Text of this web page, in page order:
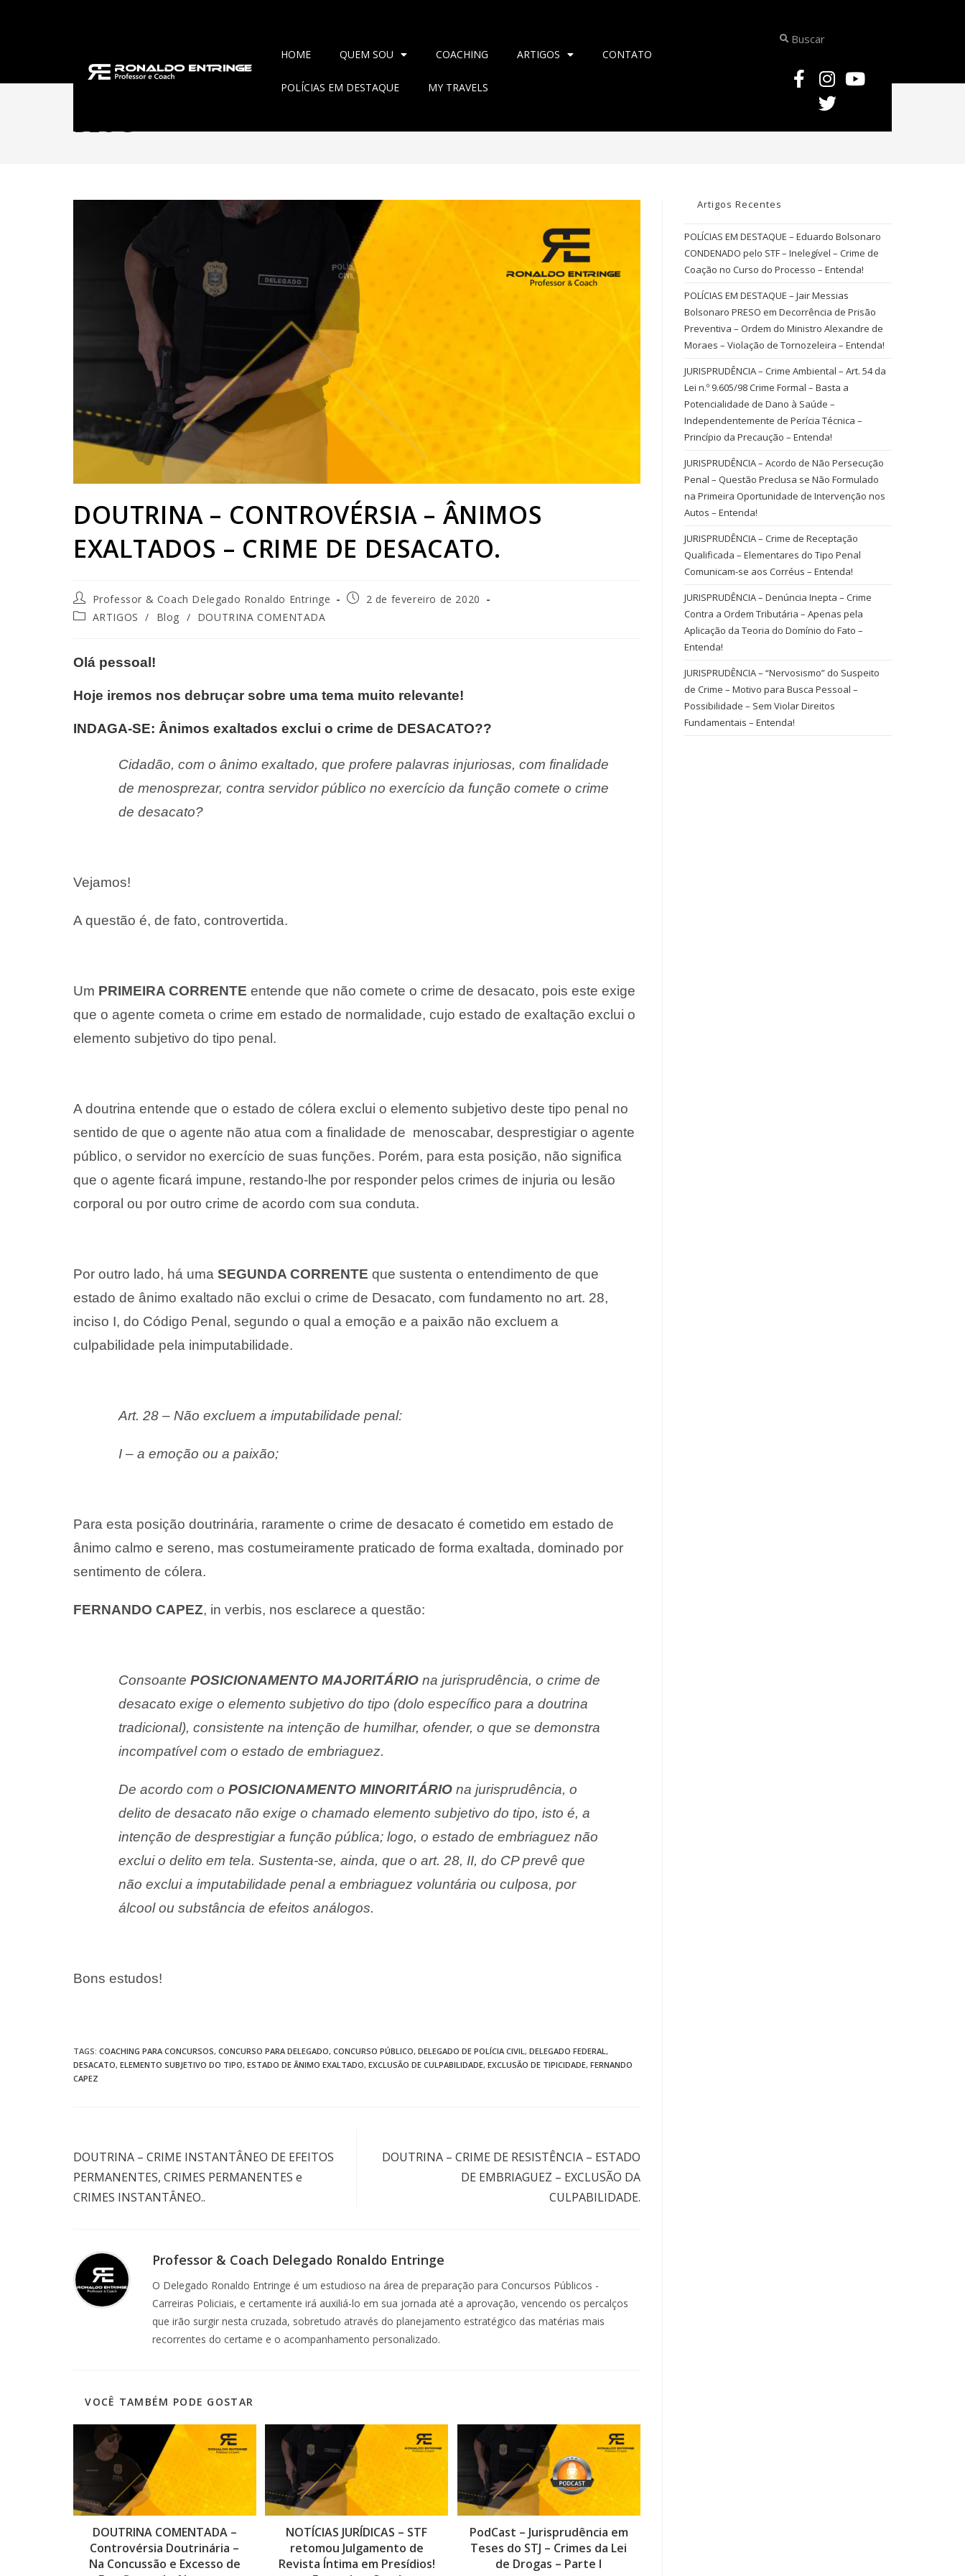
HOME QUEM SOU COACHING ARTIGOS CONTATO
POLÍCIAS EM DESTAQUE MY TRAVELS
BLOG
DOUTRINA – CONTROVÉRSIA – ÂNIMOS
EXALTADOS – CRIME DE DESACATO.
Professor & Coach Delegado Ronaldo Entringe
2 de fevereiro de 2020
ARTIGOS
/ Blog / DOUTRINA COMENTADA
Olá pessoal!
Hoje iremos nos debruçar sobre uma tema muito relevante!
INDAGA-SE: Ânimos exaltados exclui o crime de DESACATO??
Cidadão, com o ânimo exaltado, que profere palavras injuriosas, com finalidade
de menosprezar, contra servidor público no exercício da função comete o crime
de desacato?
Vejamos!
A questão é, de fato, controvertida.
Um PRIMEIRA CORRENTE entende que não comete o crime de desacato, pois este exige
que o agente cometa o crime em estado de normalidade, cujo estado de exaltação exclui o
elemento subjetivo do tipo penal.
A doutrina entende que o estado de cólera exclui o elemento subjetivo deste tipo penal no
sentido de que o agente não atua com a finalidade de menoscabar, desprestigiar o agente
público, o servidor no exercício de suas funções. Porém, para esta posição, não significa
que o agente ficará impune, restando-lhe por responder pelos crimes de injuria ou lesão
corporal ou por outro crime de acordo com sua conduta.
Por outro lado, há uma SEGUNDA CORRENTE que sustenta o entendimento de que
estado de ânimo exaltado não exclui o crime de Desacato, com fundamento no art. 28,
inciso I, do Código Penal, segundo o qual a emoção e a paixão não excluem a
culpabilidade pela inimputabilidade.
Art. 28 – Não excluem a imputabilidade penal:
I – a emoção ou a paixão;
Para esta posição doutrinária, raramente o crime de desacato é cometido em estado de
ânimo calmo e sereno, mas costumeiramente praticado de forma exaltada, dominado por
sentimento de cólera.
FERNANDO CAPEZ, in verbis, nos esclarece a questão:
Consoante POSICIONAMENTO MAJORITÁRIO na jurisprudência, o crime de
desacato exige o elemento subjetivo do tipo (dolo específico para a doutrina
tradicional), consistente na intenção de humilhar, ofender, o que se demonstra
incompatível com o estado de embriaguez.
De acordo com o POSICIONAMENTO MINORITÁRIO na jurisprudência, o
delito de desacato não exige o chamado elemento subjetivo do tipo, isto é, a
intenção de desprestigiar a função pública; logo, o estado de embriaguez não
exclui o delito em tela. Sustenta-se, ainda, que o art. 28, II, do CP prevê que
não exclui a imputabilidade penal a embriaguez voluntária ou culposa, por
álcool ou substância de efeitos análogos.
Bons estudos!
TAGS: COACHING PARA CONCURSOS, CONCURSO PARA DELEGADO, CONCURSO PÚBLICO, DELEGADO DE POLÍCIA CIVIL , DELEGADO FEDERAL ,
DESACATO, ELEMENTO SUBJETIVO DO TIPO, ESTADO DE ÂNIMO EXALTADO, EXCLUSÃO DE CULPABILIDADE, EXCLUSÃO DE TIPICIDADE, FERNANDO
CAPEZ
DOUTRINA – CRIME INSTANTÂNEO DE EFEITOS
PERMANENTES, CRIMES PERMANENTES e
CRIMES INSTANTÂNEO..
DOUTRINA – CRIME DE RESISTÊNCIA – ESTADO
DE EMBRIAGUEZ – EXCLUSÃO DA
CULPABILIDADE.
Professor & Coach Delegado Ronaldo Entringe
O Delegado Ronaldo Entringe é um estudioso na área de preparação para Concursos Públicos -
Carreiras Policiais, e certamente irá auxiliá-lo em sua jornada até a aprovação, vencendo os percalços
que irão surgir nesta cruzada, sobretudo através do planejamento estratégico das matérias mais
recorrentes do certame e o acompanhamento personalizado.
VOCÊ TAMBÉM PODE GOSTAR
DOUTRINA COMENTADA –
Controvérsia Doutrinária –
Na Concussão e Excesso de
NOTÍCIAS JURÍDICAS – STF
retomou Julgamento de
Revista Íntima em Presídios!
PodCast – Jurisprudência em
Teses do STJ – Crimes da Lei
de Drogas – Parte I
Artigos Recentes
POLÍCIAS EM DESTAQUE – Eduardo Bolsonaro
CONDENADO pelo STF – Inelegível – Crime de
Coação no Curso do Processo – Entenda!
POLÍCIAS EM DESTAQUE – Jair Messias
Bolsonaro PRESO em Decorrência de Prisão
Preventiva – Ordem do Ministro Alexandre de
Moraes – Violação de Tornozeleira – Entenda!
JURISPRUDÊNCIA – Crime Ambiental – Art. 54 da
Lei n.º 9.605/98 Crime Formal – Basta a
Potencialidade de Dano à Saúde –
Independentemente de Perícia Técnica –
Princípio da Precaução – Entenda!
JURISPRUDÊNCIA – Acordo de Não Persecução
Penal – Questão Preclusa se Não Formulado
na Primeira Oportunidade de Intervenção nos
Autos – Entenda!
JURISPRUDÊNCIA – Crime de Receptação
Qualificada – Elementares do Tipo Penal
Comunicam-se aos Corréus – Entenda!
JURISPRUDÊNCIA – Denúncia Inepta – Crime
Contra a Ordem Tributária – Apenas pela
Aplicação da Teoria do Domínio do Fato –
Entenda!
JURISPRUDÊNCIA – “Nervosismo” do Suspeito
de Crime – Motivo para Busca Pessoal –
Possibilidade – Sem Violar Direitos
Fundamentais – Entenda!